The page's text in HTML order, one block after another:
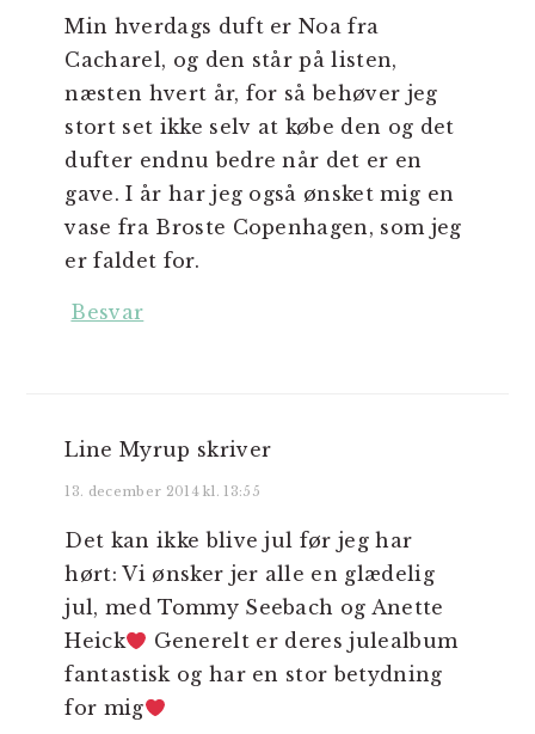
Min hverdags duft er Noa fra
Cacharel, og den står på listen,
næsten hvert år, for så behøver jeg
stort set ikke selv at købe den og det
dufter endnu bedre når det er en
gave. I år har jeg også ønsket mig en
vase fra Broste Copenhagen, som jeg
er faldet for.
Besvar
Line Myrup skriver
13. december 2014 kl. 13:55
Det kan ikke blive jul før jeg har
hørt: Vi ønsker jer alle en glædelig
jul, med Tommy Seebach og Anette
Heick
Generelt er deres julealbum
fantastisk og har en stor betydning
for mig